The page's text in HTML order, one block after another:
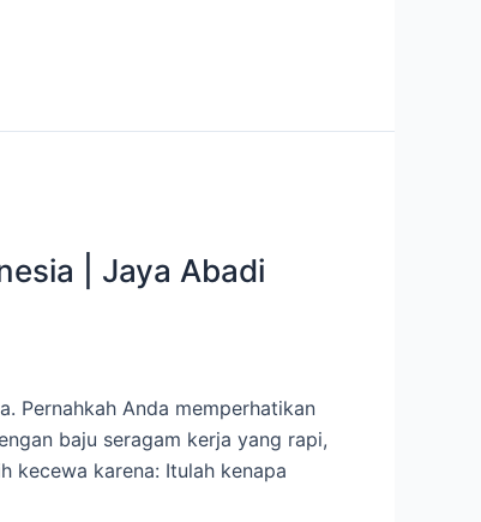
| Jaya Abadi
Pernahkah Anda memperhatikan
baju seragam kerja yang rapi,
kecewa karena: Itulah kenapa